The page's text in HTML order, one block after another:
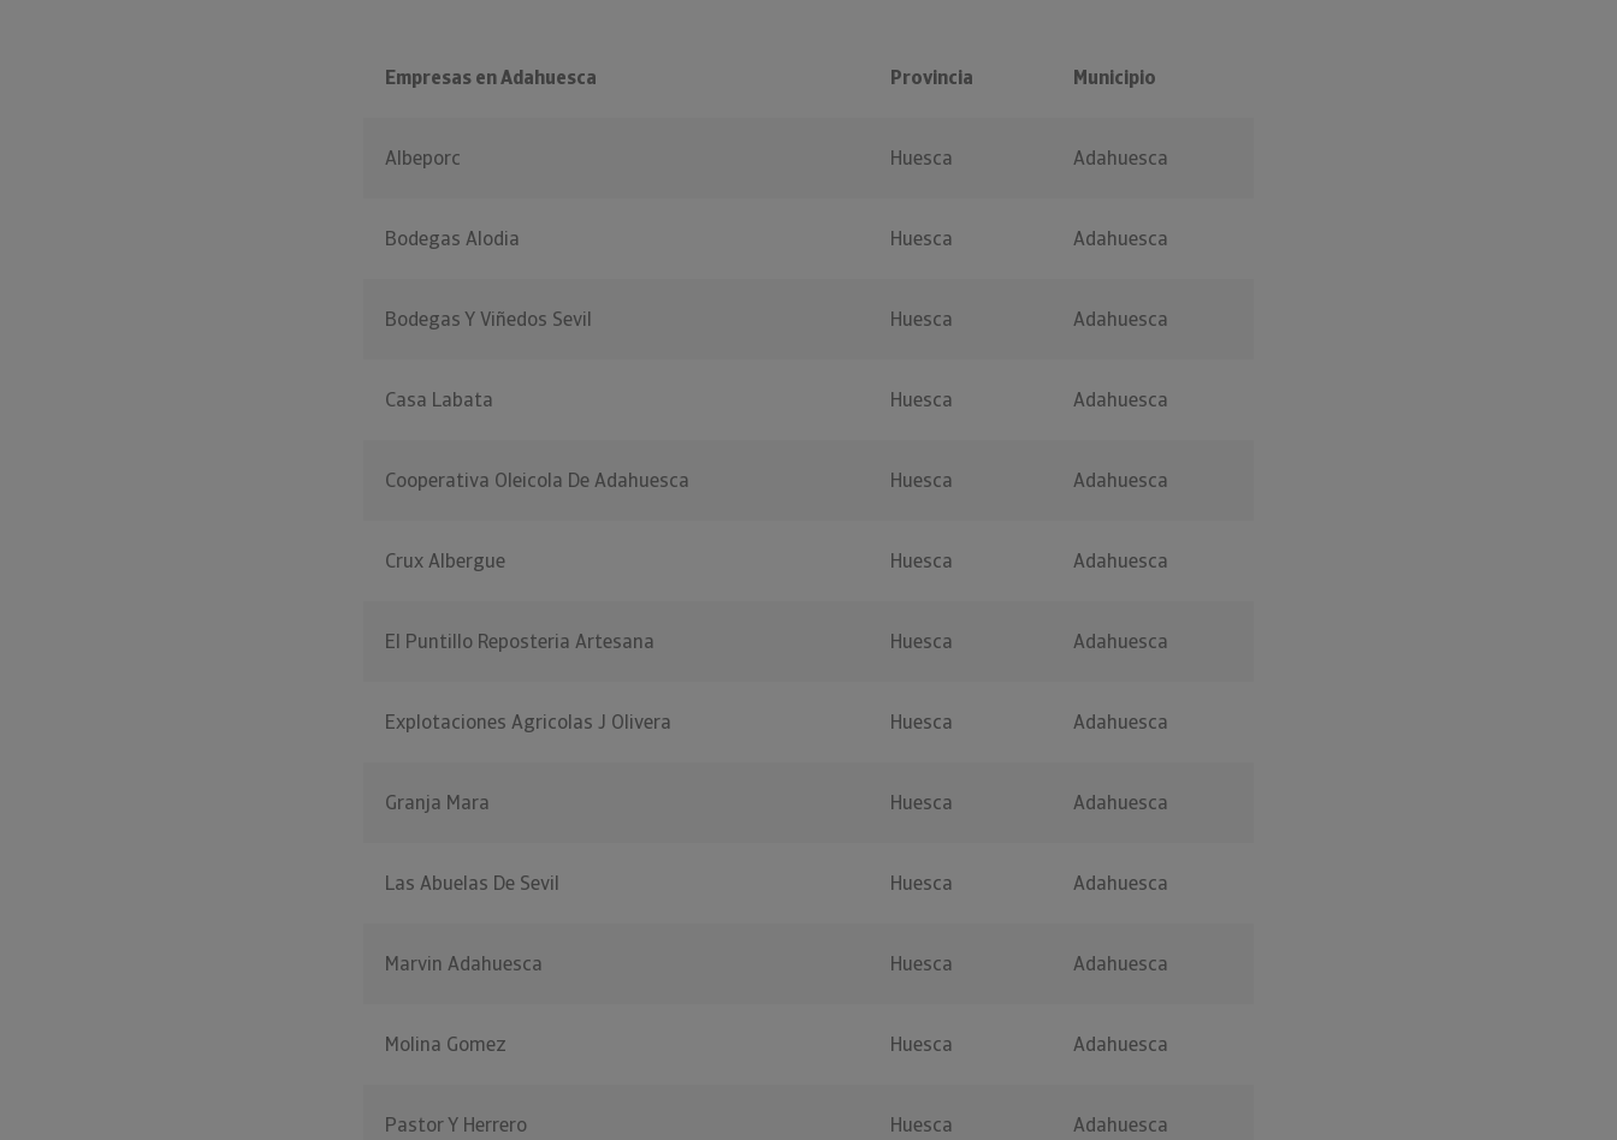
Empresas en Adahuesca Provincia Municipio
Albeporc Huesca Adahuesca
Bodegas Alodia Huesca Adahuesca
Bodegas Y Viñedos Sevil Huesca Adahuesca
Casa Labata Huesca Adahuesca
Cooperativa Oleicola De Adahuesca Huesca Adahuesca
Crux Albergue Huesca Adahuesca
El Puntillo Reposteria Artesana Huesca Adahuesca
Explotaciones Agricolas J Olivera Huesca Adahuesca
Granja Mara Huesca Adahuesca
Las Abuelas De Sevil Huesca Adahuesca
Marvin Adahuesca Huesca Adahuesca
Molina Gomez Huesca Adahuesca
Pastor Y Herrero Huesca Adahuesca